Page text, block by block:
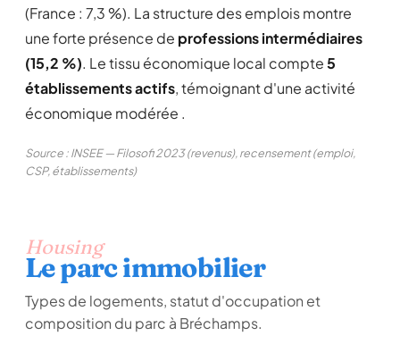
(France : 7,3 %). La structure des emplois montre
une forte présence de professions intermédiaires
(15,2 %). Le tissu économique local compte5
établissements actifs, témoignant d'une activité
économique modérée .
Source : INSEE — Filosofi 2023 (revenus), recensement (emploi,
CSP, établissements)
Housing
Le parc immobilier
Types de logements, statut d'occupation et
composition du parc à Bréchamps.